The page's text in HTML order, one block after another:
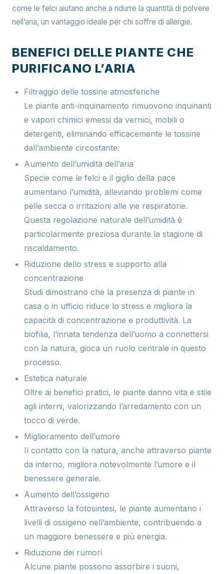
come le felci aiutano anche a ridurre la quantità di polvere
nell’aria, un vantaggio ideale per chi soffre di allergie.
BENEFICI DELLE PIANTE CHE
PURIFICANO L’ARIA
Filtraggio delle tossine atmosferiche
Le piante anti-inquinamento rimuovono inquinanti
e vapori chimici emessi da vernici, mobili o
detergenti, eliminando efficacemente le tossine
dall’ambiente circostante.
Aumento dell’umidità dell’aria
Specie come le felci e il giglio della pace
aumentano l’umidità, alleviando problemi come
pelle secca o irritazioni alle vie respiratorie.
Questa regolazione naturale dell’umidità è
particolarmente preziosa durante la stagione di
riscaldamento.
Riduzione dello stress e supporto alla
concentrazione
Studi dimostrano che la presenza di piante in
casa o in ufficio riduce lo stress e migliora la
capacità di concentrazione e produttività. La
biofilia, l’innata tendenza dell’uomo a connettersi
con la natura, gioca un ruolo centrale in questo
processo.
Estetica naturale
Oltre ai benefici pratici, le piante danno vita e stile
agli interni, valorizzando l’arredamento con un
tocco di verde.
Miglioramento dell’umore
Il contatto con la natura, anche attraverso piante
da interno, migliora notevolmente l’umore e il
benessere generale.
Aumento dell’ossigeno
Attraverso la fotosintesi, le piante aumentano i
livelli di ossigeno nell’ambiente, contribuendo a
un maggiore benessere e più energia.
Riduzione dei rumori
Alcune piante possono assorbire i suoni,